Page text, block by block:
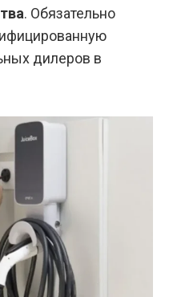
. Обязательно
дилеров в